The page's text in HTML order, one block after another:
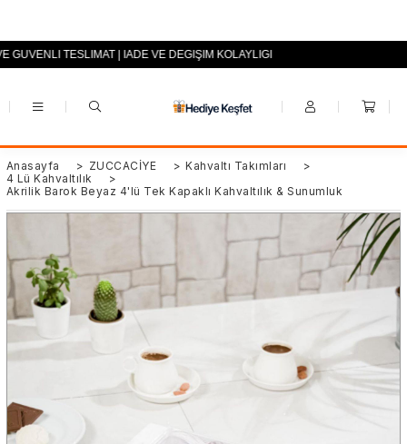
+90 (0553) 694 94 70
TESLİMAT | İADE VE DEĞİŞİM KOLAYLIĞI
Anasayfa > ZÜCCACİYE > Kahvaltı Takımları
>
4 Lü Kahvaltılık
>
Akrilik Barok Beyaz 4'lü Tek Kapaklı Kahvaltılık & Sunumluk